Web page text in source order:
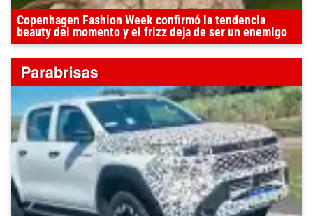
Copenhagen Fashion Week confirmó la tendencia
beauty del momento y el frizz deja de ser un enemigo